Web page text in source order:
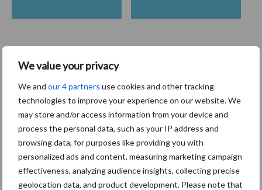
We value your privacy
We and our 4 partners use cookies and other tracking
technologies to improve your experience on our website. We
may store and/or access information from your device and
process the personal data, such as your IP address and
browsing data, for purposes like providing you with
personalized ads and content, measuring marketing campaign
effectiveness, analyzing audience insights, collecting precise
geolocation data, and product development. Please note that
Primaire
Sidebar
Recent nieuws Partner nieuws
5 aug
“Vraag naar praktische
hygieneoplossingen is in Polen
groter dan ooit”